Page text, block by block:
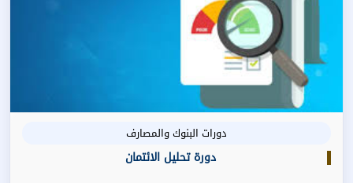
دورات البنوك والمصارف
دورة تحليل الائتمان